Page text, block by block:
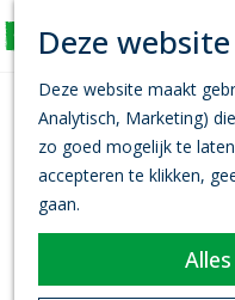
Deze
Deze website maakt
Analytisch, Marketing)
zo goed mogelijk te
accepteren te klikken,
gaan.
r
t